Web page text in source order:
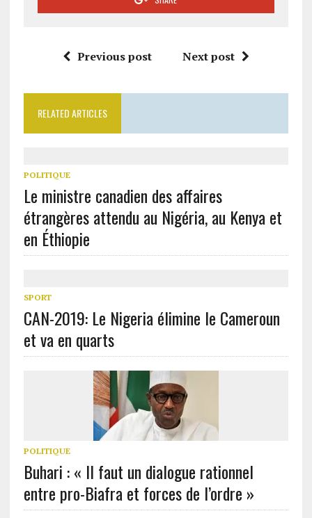
Previous post Next post
RELATED ARTICLES
POLITIQUE
Le ministre canadien des affaires
étrangères attendu au Nigéria, au Kenya et
en Éthiopie
SPORT
CAN-2019: Le Nigeria élimine le Cameroun
et va en quarts
POLITIQUE
Buhari : « Il faut un dialogue rationnel
entre pro-Biafra et forces de l’ordre »